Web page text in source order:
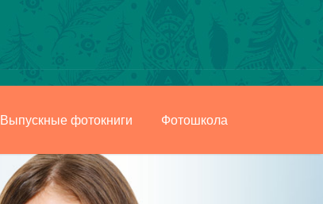
Выпускные фотокниги Фотошкола